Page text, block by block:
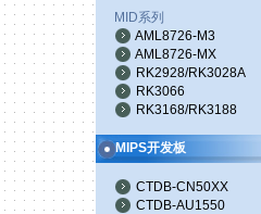
MID系列
AML8726-M3
AML8726-MX
RK2928/RK3028A
RK3066
RK3168/RK3188
MIPS开发板
CTDB-CN50XX
CTDB-AU1550